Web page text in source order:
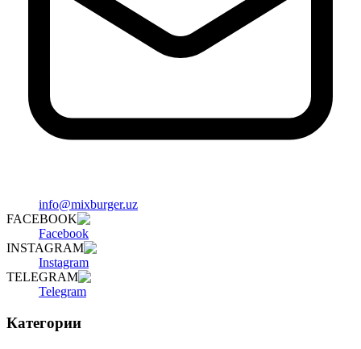
info@mixburger.uz
FACEBOOK
Facebook
INSTAGRAM
Instagram
TELEGRAM
Telegram
Категории